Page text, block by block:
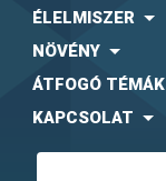
ÉLELMISZER
NÖVÉNY
ÁTFOGÓ TÉMÁK
KAPCSOLAT